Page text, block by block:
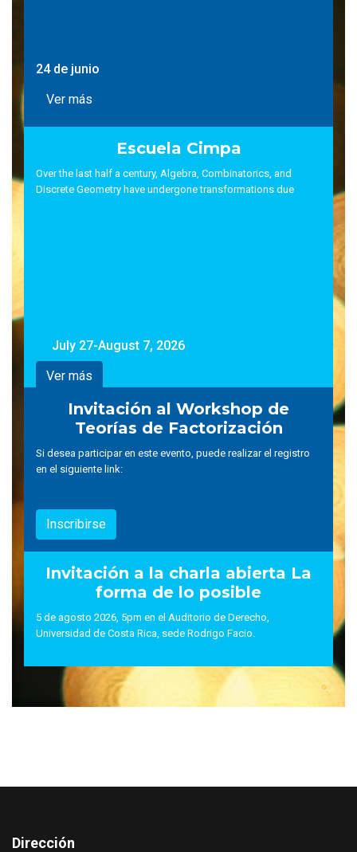
24 de junio
Ver más
Escuela Cimpa
Over the last half a century, Algebra, Combinatorics, and
Discrete Geometry have undergone transformations due
July 27-August 7, 2026
Ver más
Invitación al Workshop de
Teorías de Factorización
Si desea participar en este evento, puede realizar el registro
en el siguiente link:
Inscribirse
Invitación a la charla abierta La
forma de lo posible
5 de agosto 2026, 5pm en el Auditorio de Derecho,
Universidad de Costa Rica, sede Rodrigo Facio.
Dirección